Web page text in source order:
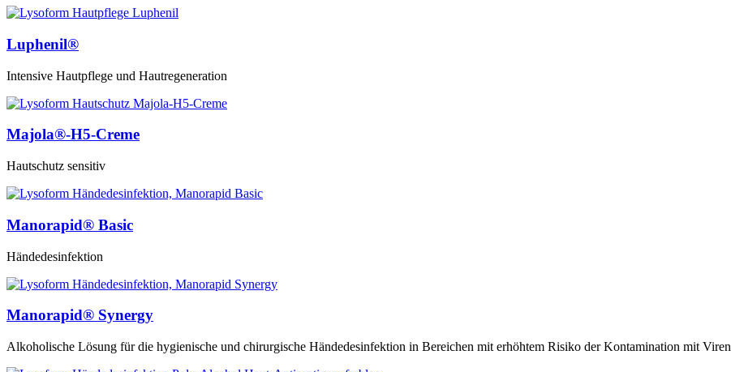
Luphenil®
Intensive Hautpflege und Hautregeneration
Majola®-H5-Creme
Hautschutz sensitiv
Manorapid® Basic
Händedesinfektion
Manorapid® Synergy
Alkoholische Lösung für die hygienische und chirurgische Händedesinfektion in Bereichen mit erhöhtem Risiko der Kontamination mit Viren